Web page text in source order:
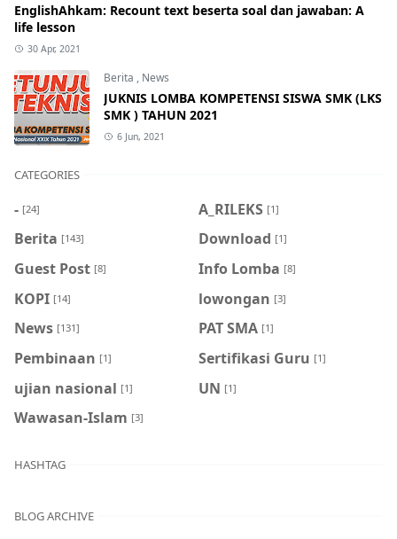
EnglishAhkam: Recount text beserta soal dan jawaban: A
life lesson
30 Apr, 2021
Berita , News
JUKNIS LOMBA KOMPETENSI SISWA SMK (LKS
SMK ) TAHUN 2021
6 Jun, 2021
CATEGORIES
- [24] A_RILEKS [1]
Berita [143] Download [1]
Guest Post [8] Info Lomba [8]
KOPI [14] lowongan [3]
News [131] PAT SMA [1]
Pembinaan [1] Sertifikasi Guru [1]
ujian nasional [1] UN [1]
Wawasan-Islam [3]
HASHTAG
BLOG ARCHIVE